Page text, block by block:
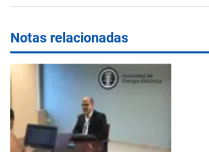
Notas relacionadas